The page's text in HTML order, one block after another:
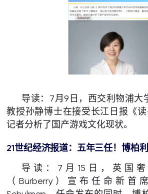
导读：7月9日，西交利物浦大
教授孙静博士在接受长江日报《
记者分析了国产游戏文化现状。
21世纪经济报道： 五年三任！博柏
导读：7月15日，英国
（Burberry）宣布任命新首